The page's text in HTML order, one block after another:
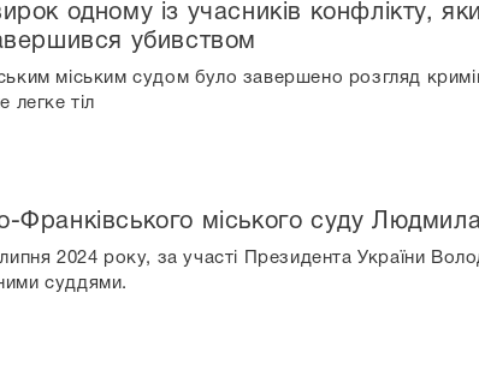
одному із учасників конфлікту,
убивством
міським судом було завершено розгляд
легке тіл
Франківського міського суду
2024 року, за участі Президента України
суддями.